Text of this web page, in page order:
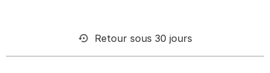
Retour sous 30 jours